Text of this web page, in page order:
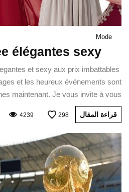
Mode
élégantes sexy
et sexy aux prix imbattables
et les heureux événements sont
maintenant. Je vous invite à vous…
قراءة المقال 298
4239